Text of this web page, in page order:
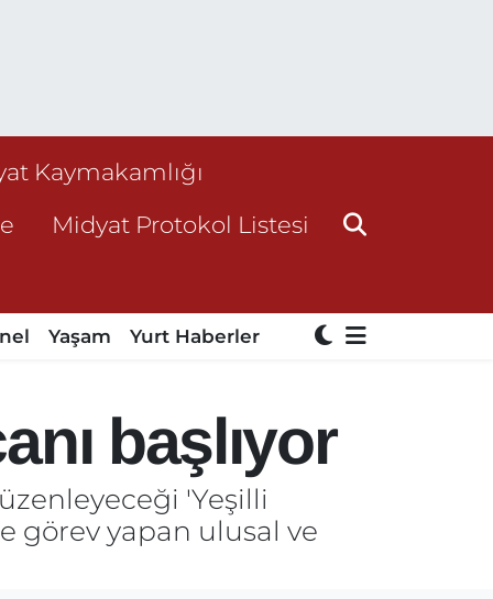
Kaymakamlığı
Midyat Protokol Listesi
Yaşam Yurt Haberler
başlıyor
'Yeşilli
görev yapan ulusal ve